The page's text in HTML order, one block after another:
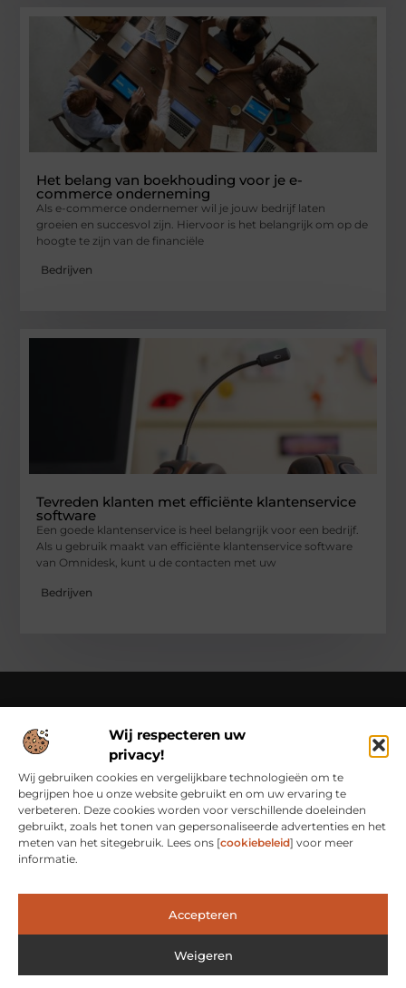
Wij respecteren uw
privacy!
Wij gebruiken cookies en vergelijkbare technologieën om te
begrijpen hoe u onze website gebruikt en om uw ervaring te
verbeteren. Deze cookies worden voor verschillende doeleinden
gebruikt, zoals het tonen van gepersonaliseerde advertenties en het
meten van het sitegebruik. Lees ons [cookiebeleid] voor meer
informatie.
Accepteren
Weigeren
Het belang van boekhouding voor je e-
commerce onderneming
Als e-commerce ondernemer wil je jouw bedrijf laten
groeien en succesvol zijn. Hiervoor is het belangrijk om op de
hoogte te zijn van de financiële
Bedrijven
Tevreden klanten met efficiënte klantenservice
software
Een goede klantenservice is heel belangrijk voor een bedrijf.
Als u gebruik maakt van efficiënte klantenservice software
van Omnidesk, kunt u de contacten met uw
Bedrijven
Over Class Actions
Classactions.nl – Van dagelijkse inspiratie tot bijzondere
verhalen.
Verken artikelen en blogs die je informeren,
inspireren en bewust maken van alles wat er speelt in de
wereld.
Bericht categorie